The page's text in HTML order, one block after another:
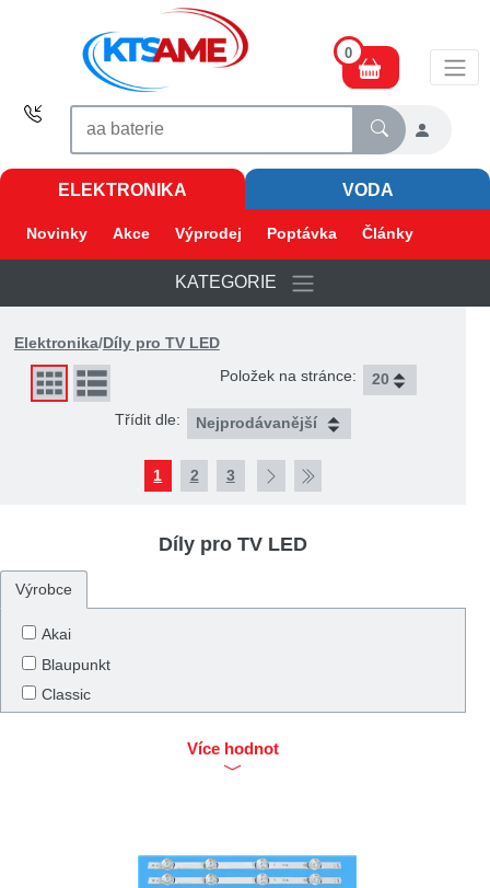
0
ELEKTRONIKA VODA
Novinky Akce Výprodej Poptávka Články
KATEGORIE
Elektronika/Díly pro TV LED
Položek na stránce:
Třídit dle:
1 2 3
Díly pro TV LED
Výrobce
Akai
Blaupunkt
Classic
Více hodnot